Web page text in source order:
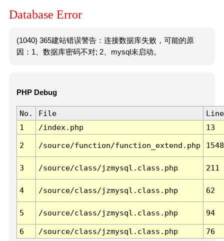
Database Error
(1040) 365建站错误警告：连接数据库失败，可能的原
因：1、数据库密码不对; 2、mysql未启动。
PHP Debug
No. File
Line
1
/index.php 13
2 /source/function/function_extend.php 1548
3 /source/class/jzmysql.class.php 211
4 /source/class/jzmysql.class.php 62
5 /source/class/jzmysql.class.php 94
6 /source/class/jzmysql.class.php 76